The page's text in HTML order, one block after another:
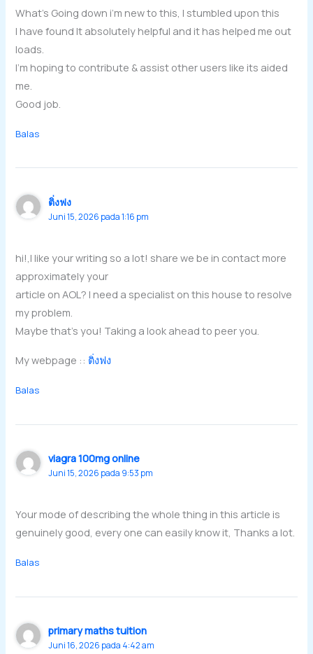
What’s Going down i’m new to this, I stumbled upon this
I have found It absolutely helpful and it has helped me out
loads.
I’m hoping to contribute & assist other users like its aided
me.
Good job.
Balas
ติ่งฟง
Juni 15, 2026 pada 1:16 pm
hi!,I like your writing so a lot! share we be in contact more
approximately your
article on AOL? I need a specialist on this house to resolve
my problem.
Maybe that’s you! Taking a look ahead to peer you.
My webpage :: ติ่งฟง
Balas
viagra 100mg online
Juni 15, 2026 pada 9:53 pm
Your mode of describing the whole thing in this article is
genuinely good, every one can easily know it, Thanks a lot.
Balas
primary maths tuition
Juni 16, 2026 pada 4:42 am